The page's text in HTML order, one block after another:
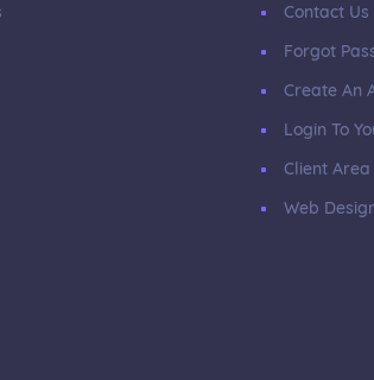
Contact Us
Forgot
Create An
Login To
Client Area
Web